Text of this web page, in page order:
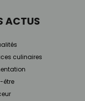
ACTUS
culinaires
être